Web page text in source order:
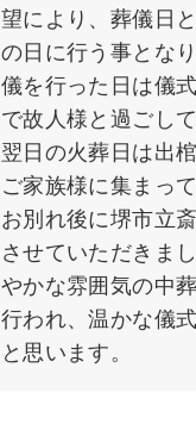
望により、葬儀日
の日に行う事とな
儀を行った日は儀
で故人様と過ごし
翌日の火葬日は出
ご家族様に集まっ
お別れ後に堺市立
させていただきま
やかな雰囲気の中
行われ、温かな儀
と思います。